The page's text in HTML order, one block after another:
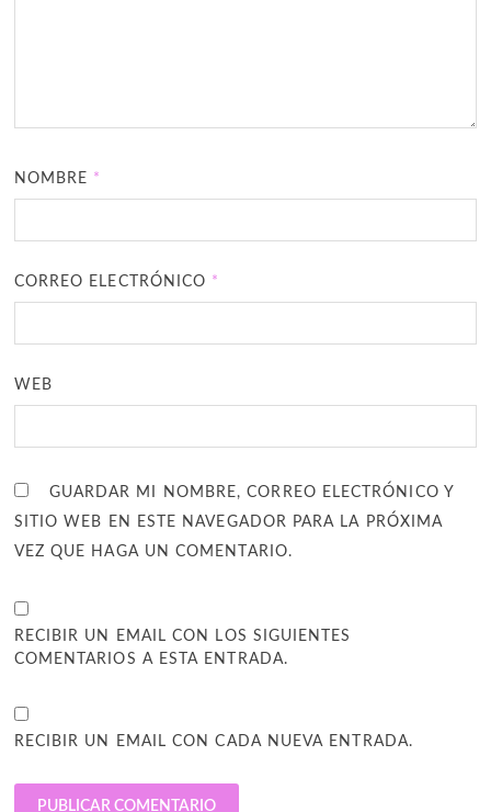
NOMBRE *
CORREO ELECTRÓNICO *
WEB
GUARDAR MI NOMBRE, CORREO ELECTRÓNICO Y
SITIO WEB EN ESTE NAVEGADOR PARA LA PRÓXIMA
VEZ QUE HAGA UN COMENTARIO.
RECIBIR UN EMAIL CON LOS SIGUIENTES
COMENTARIOS A ESTA ENTRADA.
RECIBIR UN EMAIL CON CADA NUEVA ENTRADA.